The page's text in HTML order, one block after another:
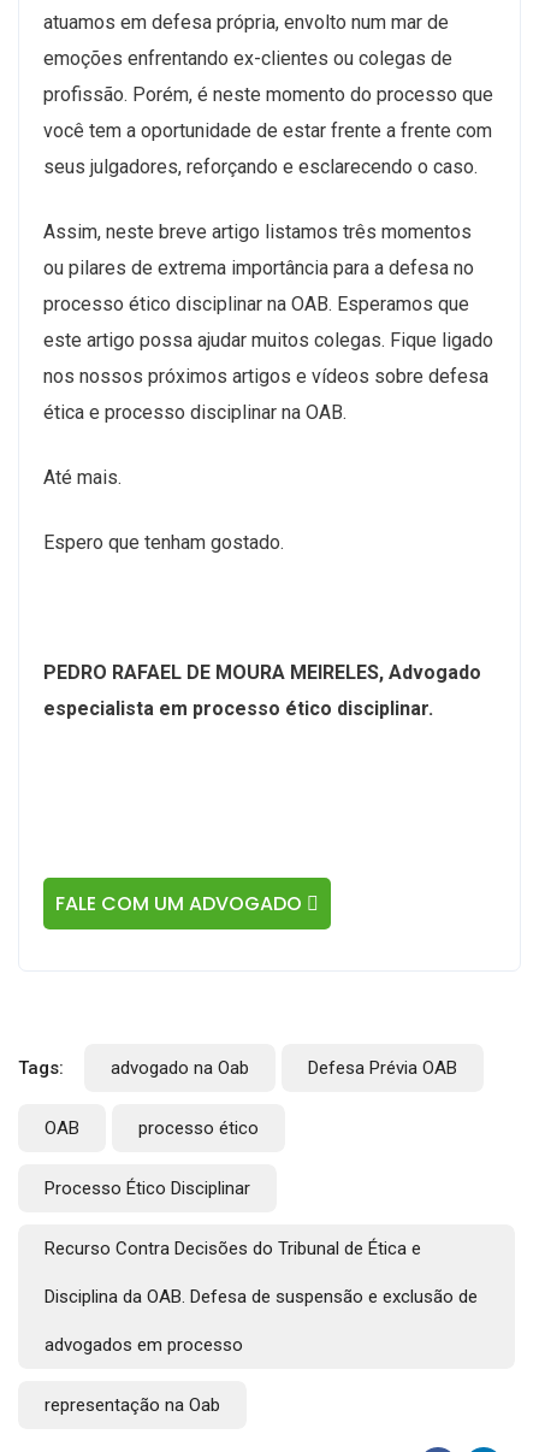
atuamos em defesa própria, envolto num mar de
emoções enfrentando ex-clientes ou colegas de
profissão. Porém, é neste momento do processo que
você tem a oportunidade de estar frente a frente com
seus julgadores, reforçando e esclarecendo o caso.
Assim, neste breve artigo listamos três momentos
ou pilares de extrema importância para a defesa no
processo ético disciplinar na OAB. Esperamos que
este artigo possa ajudar muitos colegas. Fique ligado
nos nossos próximos artigos e vídeos sobre defesa
ética e processo disciplinar na OAB.
Até mais.
Espero que tenham gostado.
PEDRO RAFAEL DE MOURA MEIRELES, Advogado
especialista em processo ético disciplinar.
FALE COM UM ADVOGADO
Tags: advogado na Oab Defesa Prévia OAB
OAB processo ético
Processo Ético Disciplinar
Recurso Contra Decisões do Tribunal de Ética e
Disciplina da OAB. Defesa de suspensão e exclusão de
advogados em processo
representação na Oab